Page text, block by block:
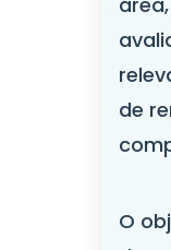
de
O